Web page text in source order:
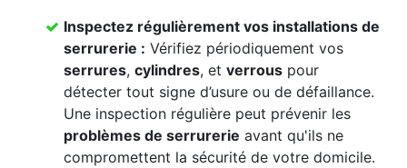
Inspectez régulièrement vos installations de
serrurerie : Vérifiez périodiquement vos
serrures, cylindres, et verrous pour
détecter tout signe d’usure ou de défaillance.
Une inspection régulière peut prévenir les
problèmes de serrurerie avant qu'ils ne
compromettent la sécurité de votre domicile.